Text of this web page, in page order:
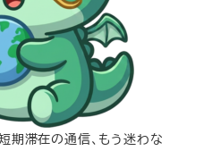
期滞在の通信、もう迷わな